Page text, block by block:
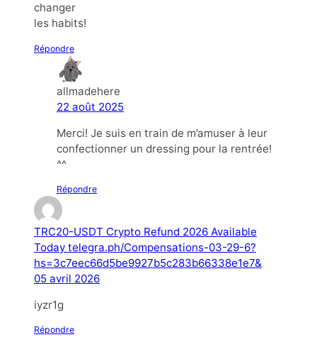
changer
les habits!
Répondre
allmadehere
22 août 2025
Merci! Je suis en train de m’amuser à leur
confectionner un dressing pour la rentrée!
^^
Répondre
TRC20-USDT Crypto Refund 2026 Available
Today telegra.ph/Compensations-03-29-6?
hs=3c7eec66d5be9927b5c283b66338e1e7&
05 avril 2026
iyzr1g
Répondre